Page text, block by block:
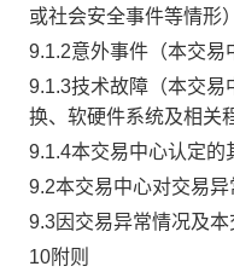
或社会安全事件等情形
9.1.2意外事件（本交易
9.1.3技术故障（本交易
换、软硬件系统及相关
9.1.4本交易中心认定的
9.2本交易中心对交易
9.3因交易异常情况及
10附则